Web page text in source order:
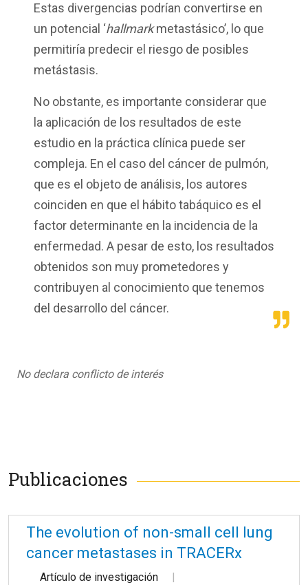
Estas divergencias podrían convertirse en
un potencial ‘hallmarkmetastásico’, lo que
permitiría predecir el riesgo de posibles
metástasis.
No obstante, es importante considerar que
la aplicación de los resultados de este
estudio en la práctica clínica puede ser
compleja. En el caso del cáncer de pulmón,
que es el objeto de análisis, los autores
coinciden en que el hábito tabáquico es el
factor determinante en la incidencia de la
enfermedad. A pesar de esto, los resultados
obtenidos son muy prometedores y
contribuyen al conocimiento que tenemos
del desarrollo del cáncer.
No declara conflicto de interés
Publicaciones
The evolution of non-small cell lung
cancer metastases in TRACERx
Artículo de investigación